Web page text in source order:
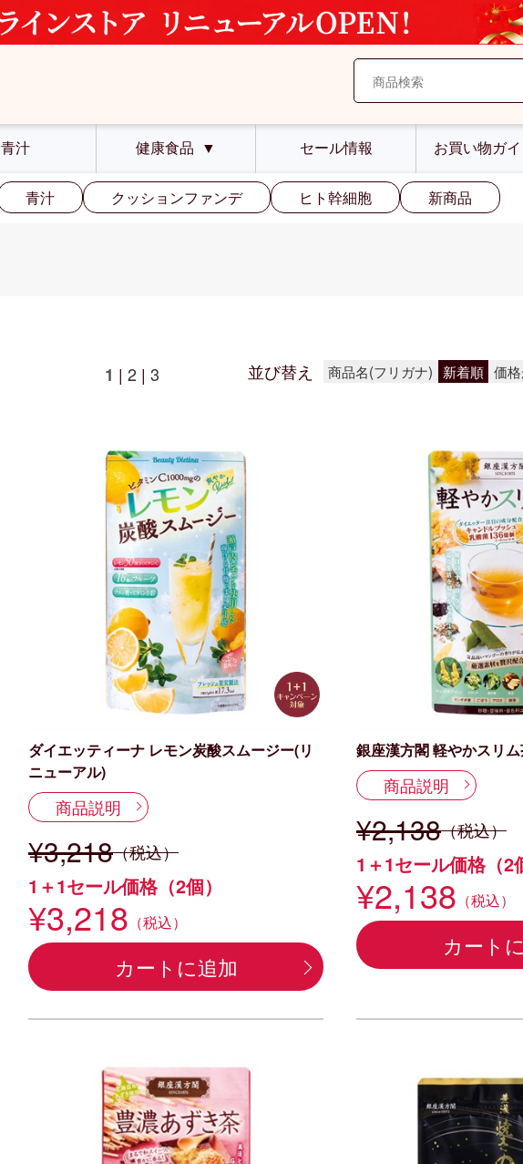
青汁 健康食品 ▼ セール情報 お買い物ガイ
青汁 クッションファンデ ヒト幹細胞 新商品
1 | 2 | 3 並び替え 商品名(フリガナ) 新着順 価
ダイエッティーナ レモン炭酸スムージー(リ
ニューアル)
商品説明
¥3,218（税込）
1＋1セール価格（2個）
¥3,218 （税込）
カートに追加
銀座漢方閣 軽やかスリ
商品説明
¥2,138（税込）
1＋1セール価格（2
¥2,138 （税込）
カート